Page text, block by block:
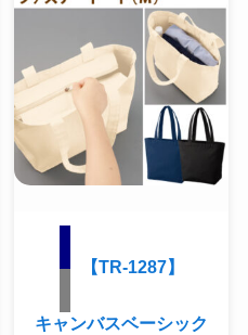
【TR-1287】
キャンバスベーシック